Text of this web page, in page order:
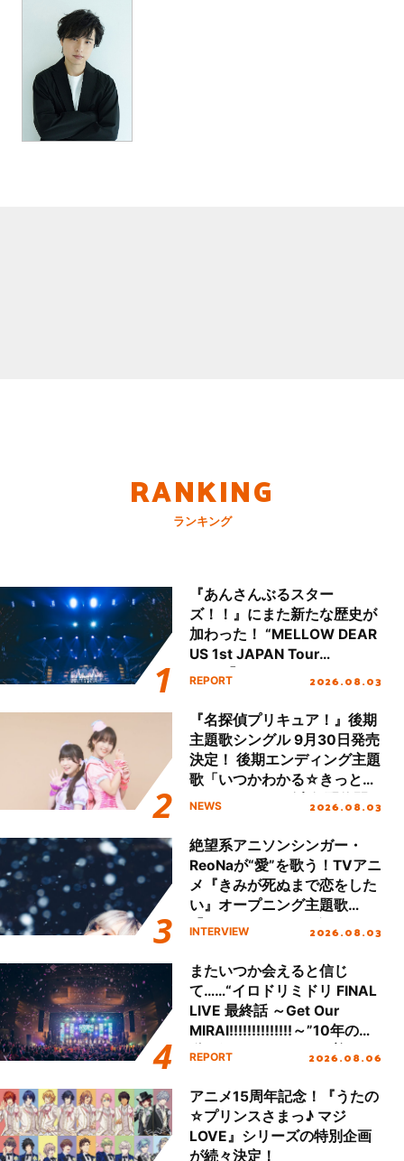
RANKING
ランキング
『あんさんぶるスター
ズ！！』にまた新たな歴史が
加わった！ “MELLOW DEAR
US 1st JAPAN Tour
Final「NICE to meet YOU
ート!!
REPORT 2026.08.03
『名探偵プリキュア！』後期
主題歌シングル 9月30日発売
決定！ 後期エンディング主題
歌「いつかわかる☆きっとあ
える」TVサイズ先行配信開
NEWS 2026.08.03
絶望系アニソンシンガー・
ReoNaが“愛”を歌う！TVアニ
メ『きみが死ぬまで恋をした
い』オープニング主題歌
「Amore」インタビュー
INTERVIEW 2026.08.03
またいつか会えると信じ
て……“イロドリミドリ FINAL
LIVE 最終話 ～Get Our
MIRAI!!!!!!!!!!!!!!～”10年の活
動を経てファイナルを迎える
REPORT 2026.08.06
アニメ15周年記念！『うたの
☆プリンスさまっ♪ マジ
LOVE』シリーズの特別企画
が続々決定！